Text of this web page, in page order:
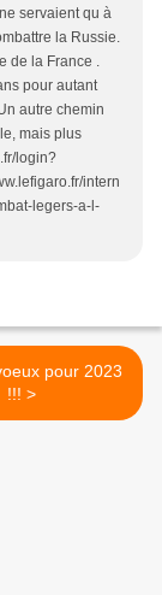
servaient qu à
la Russie.
de la France .
pour autant
autre chemin
mais plus
login?
intern
legers-a-l-
pour 2023
!!! >